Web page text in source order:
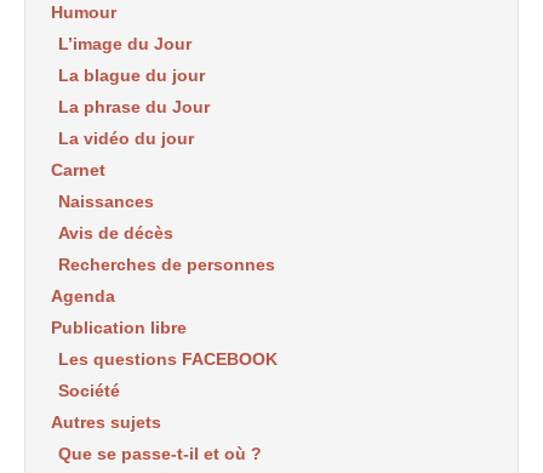
Humour
L’image du Jour
La blague du jour
La phrase du Jour
La vidéo du jour
Carnet
Naissances
Avis de décès
Recherches de personnes
Agenda
Publication libre
Les questions FACEBOOK
Société
Autres sujets
Que se passe-t-il et où ?